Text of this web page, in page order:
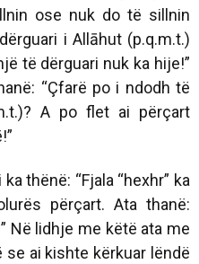
ose nuk do të sillnin
i Allāhut (p.q.m.t.)
të dërguari nuk ka hije!”
“Çfarë po i ndodh të
A po flet ai përçart
thënë: “Fjala “hexhr” ka
përçart. Ata thanë:
Në lidhje me këtë ata me
ai kishte kërkuar lëndë